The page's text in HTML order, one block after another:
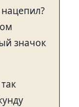
значок